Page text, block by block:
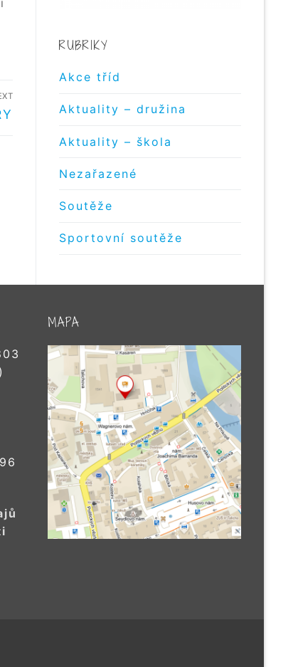
RUBRIKY
Akce tříd
Aktuality – družina
Aktuality – škola
Nezařazené
Soutěže
Sportovní soutěže
MAPA